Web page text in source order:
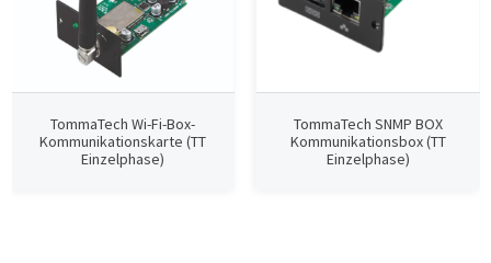
TommaTech Wi-Fi-Box-
Kommunikationskarte (TT
Einzelphase)
TommaTech SNMP BOX
Kommunikationsbox (TT
Einzelphase)